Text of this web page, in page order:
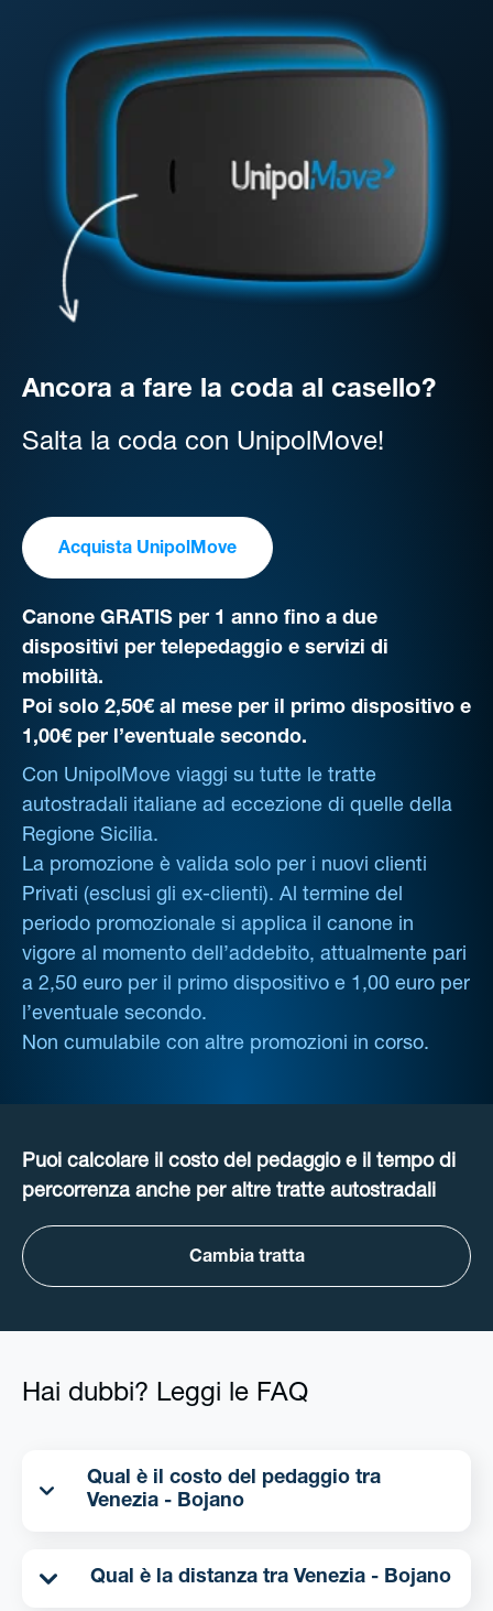
Ancora a fare la coda al casello?
Salta la coda con UnipolMove!
Acquista UnipolMove
Canone GRATIS per 1 anno fino a due
dispositivi per telepedaggio e servizi di
mobilità.
Poi solo 2,50€ al mese per il primo dispositivo e
1,00€ per l’eventuale secondo.
Con UnipolMove viaggi su tutte le tratte
autostradali italiane ad eccezione di quelle della
Regione Sicilia.
La promozione è valida solo per i nuovi clienti
Privati (esclusi gli ex-clienti). Al termine del
periodo promozionale si applica il canone in
vigore al momento dell’addebito, attualmente pari
a 2,50 euro per il primo dispositivo e 1,00 euro per
l’eventuale secondo.
Non cumulabile con altre promozioni in corso.
Puoi calcolare il costo del pedaggio e il tempo di
percorrenza anche per altre tratte autostradali
Cambia tratta
Hai dubbi? Leggi le FAQ
Qual è il costo del pedaggio tra
Venezia - Bojano
Qual è la distanza tra Venezia - Bojano